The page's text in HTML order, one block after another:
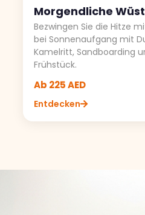
Morgendliche
Bezwingen Sie die Hitze
bei Sonnenaufgang mit
Kamelritt, Sandboarding
Frühstück.
Ab 225 AED
Entdecken